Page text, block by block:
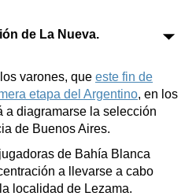
Farmacias
Transportes
Loterías
Fúnebres
Edictos
de La Nueva.
varones, que este fin de
etapa del Argentino, en los
a diagramarse la selección
de Buenos Aires.
de Bahía Blanca
a llevarse a cabo
localidad de Lezama.